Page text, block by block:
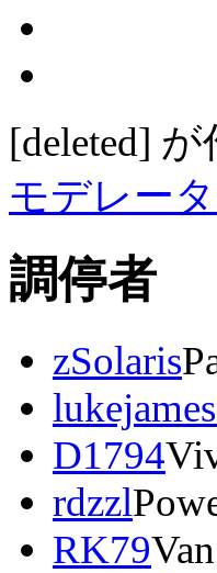
[deleted] が
モデレー
調停者
zSolaris
D1794
rdzzl
RK79